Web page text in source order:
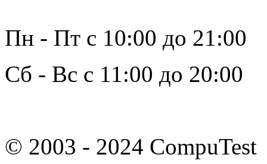
Пн - Пт с 10:00 до 21:00
Сб - Вс с 11:00 до 20:00
© 2003 - 2024 CompuTest